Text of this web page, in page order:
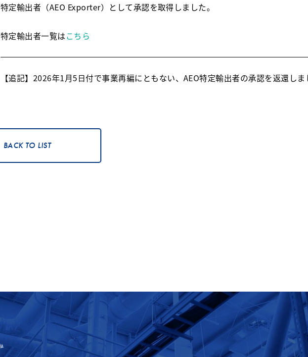
特定輸出者（AEO Exporter）として承認を取得しました。
特定輸出者一覧はこちら
【追記】2026年1月5日付で事業再編にともない、AEO特定輸出者の承認を返還し
BACK TO LIST